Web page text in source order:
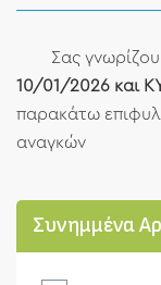
Σας
10/01/2026 και
παρακάτω
αναγκών
Συνημμένα